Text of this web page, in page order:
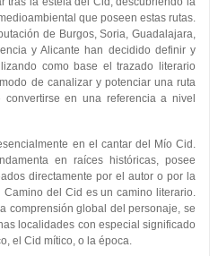
que poseen estas rutas.
de Burgos, Soria, Guadalajara,
y Alicante han decidido definir y
como base el trazado literario
de canalizar y potenciar una ruta
en una referencia a nivel
en el cantar del Mío Cid.
en raíces históricas, posee
directamente por el autor o por la
del Cid es un camino literario.
comprensión global del personaje, se
localidades con especial significado
el Cid mítico, o la época.